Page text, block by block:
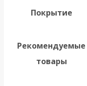
Покрытие
Рекомендуемые
товары